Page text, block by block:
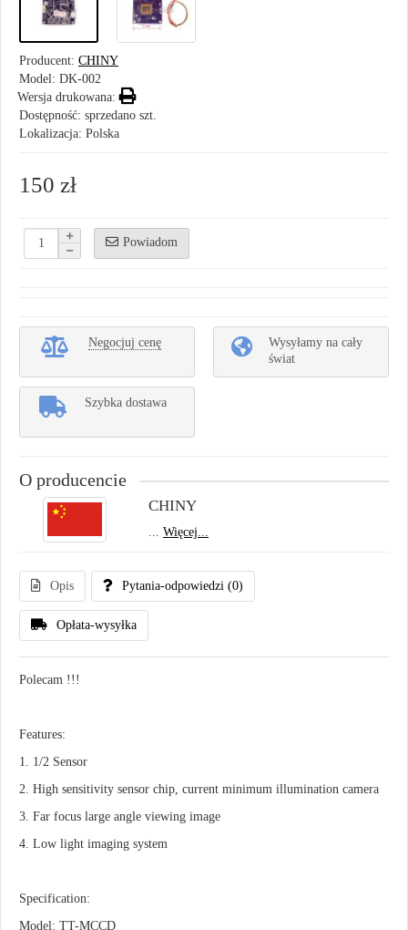
Producent: CHINY
Model: DK-002
Wersja drukowana:
Dostępność: sprzedano szt.
Lokalizacja: Polska
150 zł
Powiadom
Negocjuj cenę
Wysyłamy na cały
świat
Szybka dostawa
O producencie
CHINY
... Więcej...
Opis Pytania-odpowiedzi (0)
Opłata-wysyłka
Polecam !!!
Features:
1. 1/2 Sensor
2. High sensitivity sensor chip, current minimum illumination camera
3. Far focus large angle viewing image
4. Low light imaging system
Specification:
Model: TT-MCCD